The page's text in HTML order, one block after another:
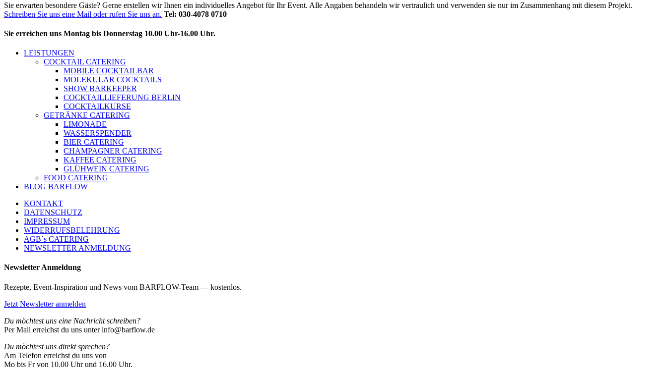
Sie erwarten besondere Gäste? Gerne erstellen wir Ihnen ein individuelles Angebot für Ihr Event. Alle Angaben behandeln wir vertraulich und verwenden sie nur im Zusammenhang mit diesem Projekt.
Schreiben Sie uns eine Mail oder rufen Sie uns an. Tel: 030-4078 0710
Sie erreichen uns Montag bis Donnerstag 10.00 Uhr-16.00 Uhr.
LEISTUNGEN
COCKTAIL CATERING
MOBILE COCKTAILBAR
MOLEKULAR COCKTAILS
SHOW BARKEEPER
COCKTAILLIEFERUNG BERLIN
COCKTAILKURSE
GETRÄNKE CATERING
LIMONADE
WASSERSPENDER
BIER CATERING
CHAMPAGNER CATERING
KAFFEE CATERING
GLÜHWEIN CATERING
FOOD CATERING
BLOG BARFLOW
KONTAKT
DATENSCHUTZ
IMPRESSUM
WIDERRUFSBELEHRUNG
AGB´s CATERING
NEWSLETTER ANMELDUNG
Newsletter Anmeldung
Rezepte, Event-Inspiration und News vom BARFLOW-Team — kostenlos.
Jetzt Newsletter anmelden
Du möchtest uns eine Nachricht schreiben?
Per Mail erreichst du uns unter info@barflow.de
Du möchtest uns direkt sprechen?
Am Telefon erreichst du uns von
Mo bis Fr von 10.00 Uhr und 16.00 Uhr.